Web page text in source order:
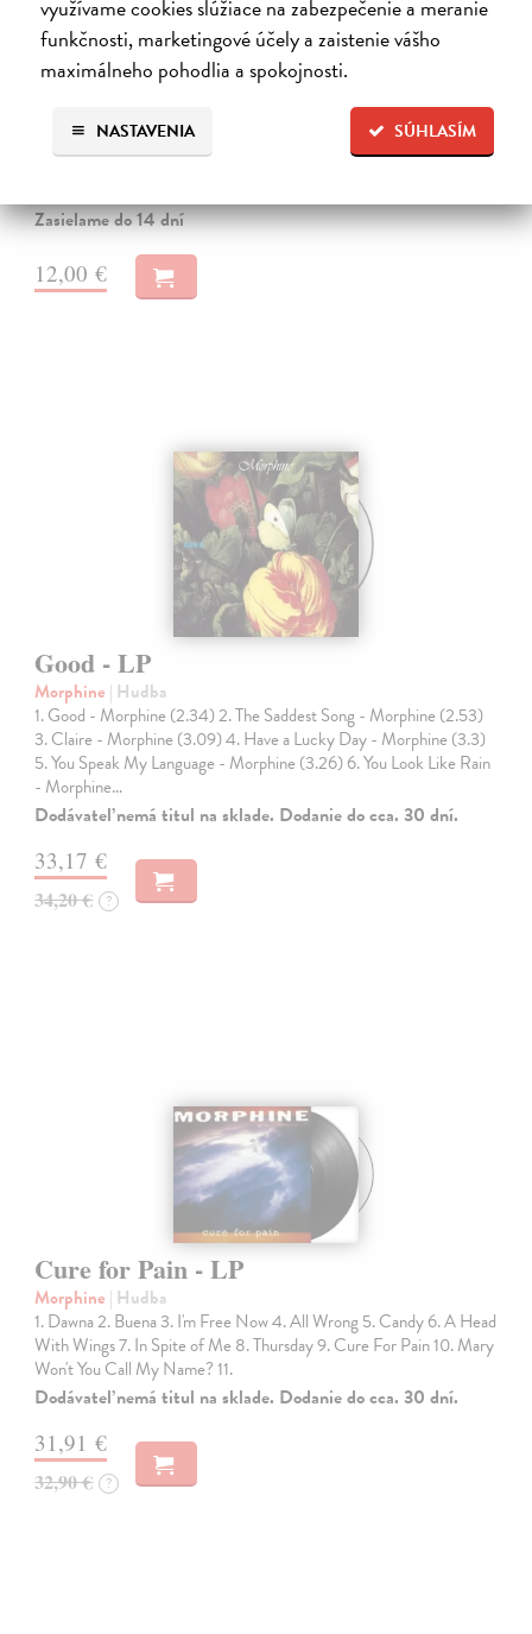
využívame cookies slúžiace na zabezpečenie a meranie
funkčnosti, marketingové účely a zaistenie vášho
maximálneho pohodlia a spokojnosti.
SÚHLASÍM
NASTAVENIA
Rybí menuet - CD
Jednofázové kvasenie| Hudba
Hudba skupiny Jednofázové kvasenie, to je magický svet, v ktorom sa
Zasielame do 14 dní
12,00 €
Good - LP
Morphine | Hudba
1. Good - Morphine (2.34) 2. The Saddest Song - Morphine (2.53)
3. Claire - Morphine (3.09) 4. Have a Lucky Day - Morphine (3.3)
5. You Speak My Language - Morphine (3.26) 6. You Look Like Rain
- Morphine…
Dodávateľ nemá titul na sklade. Dodanie do cca. 30 dní.
33,17 €
34,20 € ?
Cure for Pain - LP
Morphine | Hudba
1. Dawna 2. Buena 3. I'm Free Now 4. All Wrong 5. Candy 6. A Head
With Wings 7. In Spite of Me 8. Thursday 9. Cure For Pain 10. Mary
Won't You Call My Name? 11.
Dodávateľ nemá titul na sklade. Dodanie do cca. 30 dní.
31,91 €
32,90 € ?